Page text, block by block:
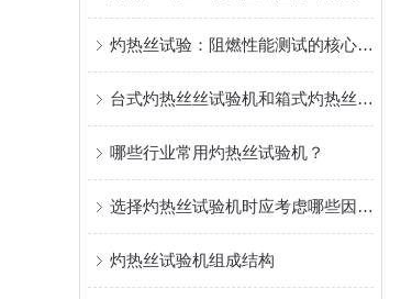
灼热丝试验：阻燃性能测试的核心逻辑与设备选购指南
台式灼热丝丝试验机和箱式灼热丝试验机的优缺点
哪些行业常用灼热丝试验机？
选择灼热丝试验机时应考虑哪些因素？
灼热丝试验机组成结构